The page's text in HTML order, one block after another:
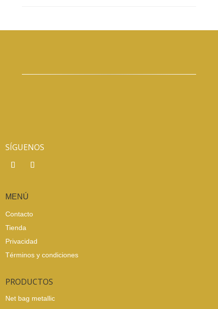
SÍGUENOS
MENÚ
Contacto
Tienda
Privacidad
Términos y condiciones
PRODUCTOS
Net bag metallic